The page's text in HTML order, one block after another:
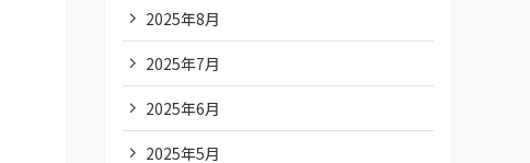
2025年8月
2025年7月
2025年6月
2025年5月